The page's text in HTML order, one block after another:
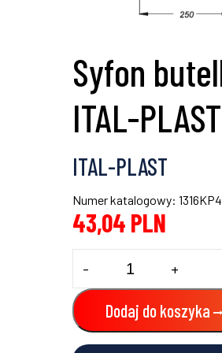
Syfon
ITAL-PLAST
ITAL-PLAST
Numer katalogowy:
43,04 PLN
Syfon
butelkowy
FIASCA
ITAL-
PLAST
- +
Dodaj do koszyka